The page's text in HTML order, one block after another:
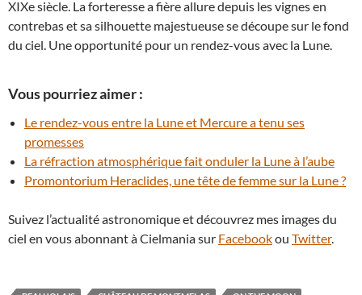
XIXe siècle. La forteresse a fière allure depuis les vignes en
contrebas et sa silhouette majestueuse se découpe sur le fond
du ciel. Une opportunité pour un rendez-vous avec la Lune.
Vous pourriez aimer :
Le rendez-vous entre la Lune et Mercure a tenu ses
promesses
La réfraction atmosphérique fait onduler la Lune à l’aube
Promontorium Heraclides, une tête de femme sur la Lune ?
Suivez l’actualité astronomique et découvrez mes images du
ciel en vous abonnant à Cielmania sur Facebookou Twitter.